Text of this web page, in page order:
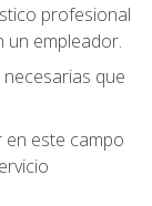
profesional
un empleador.
que
este campo